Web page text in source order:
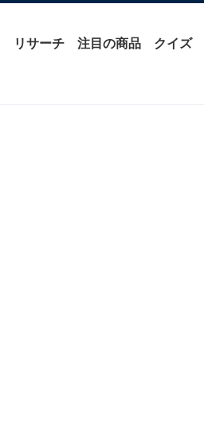
リサーチ 注目の商品 クイズ